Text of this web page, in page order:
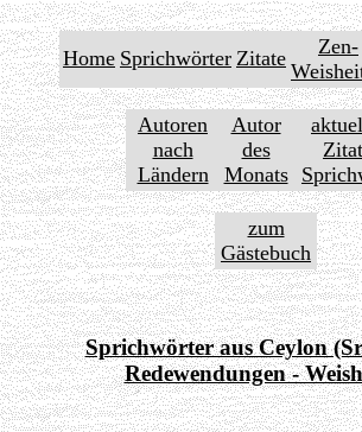
Home Sprichwörter Zitate
Zen-
Autoren
nach
Ländern
Autor
des
Monats
zum
Gästebuch
Sprichwörter aus Ceylon
Redewendungen -